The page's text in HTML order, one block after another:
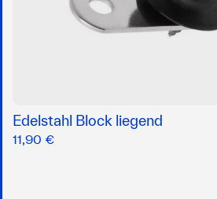
Edelstahl Block liegend
11,90 €